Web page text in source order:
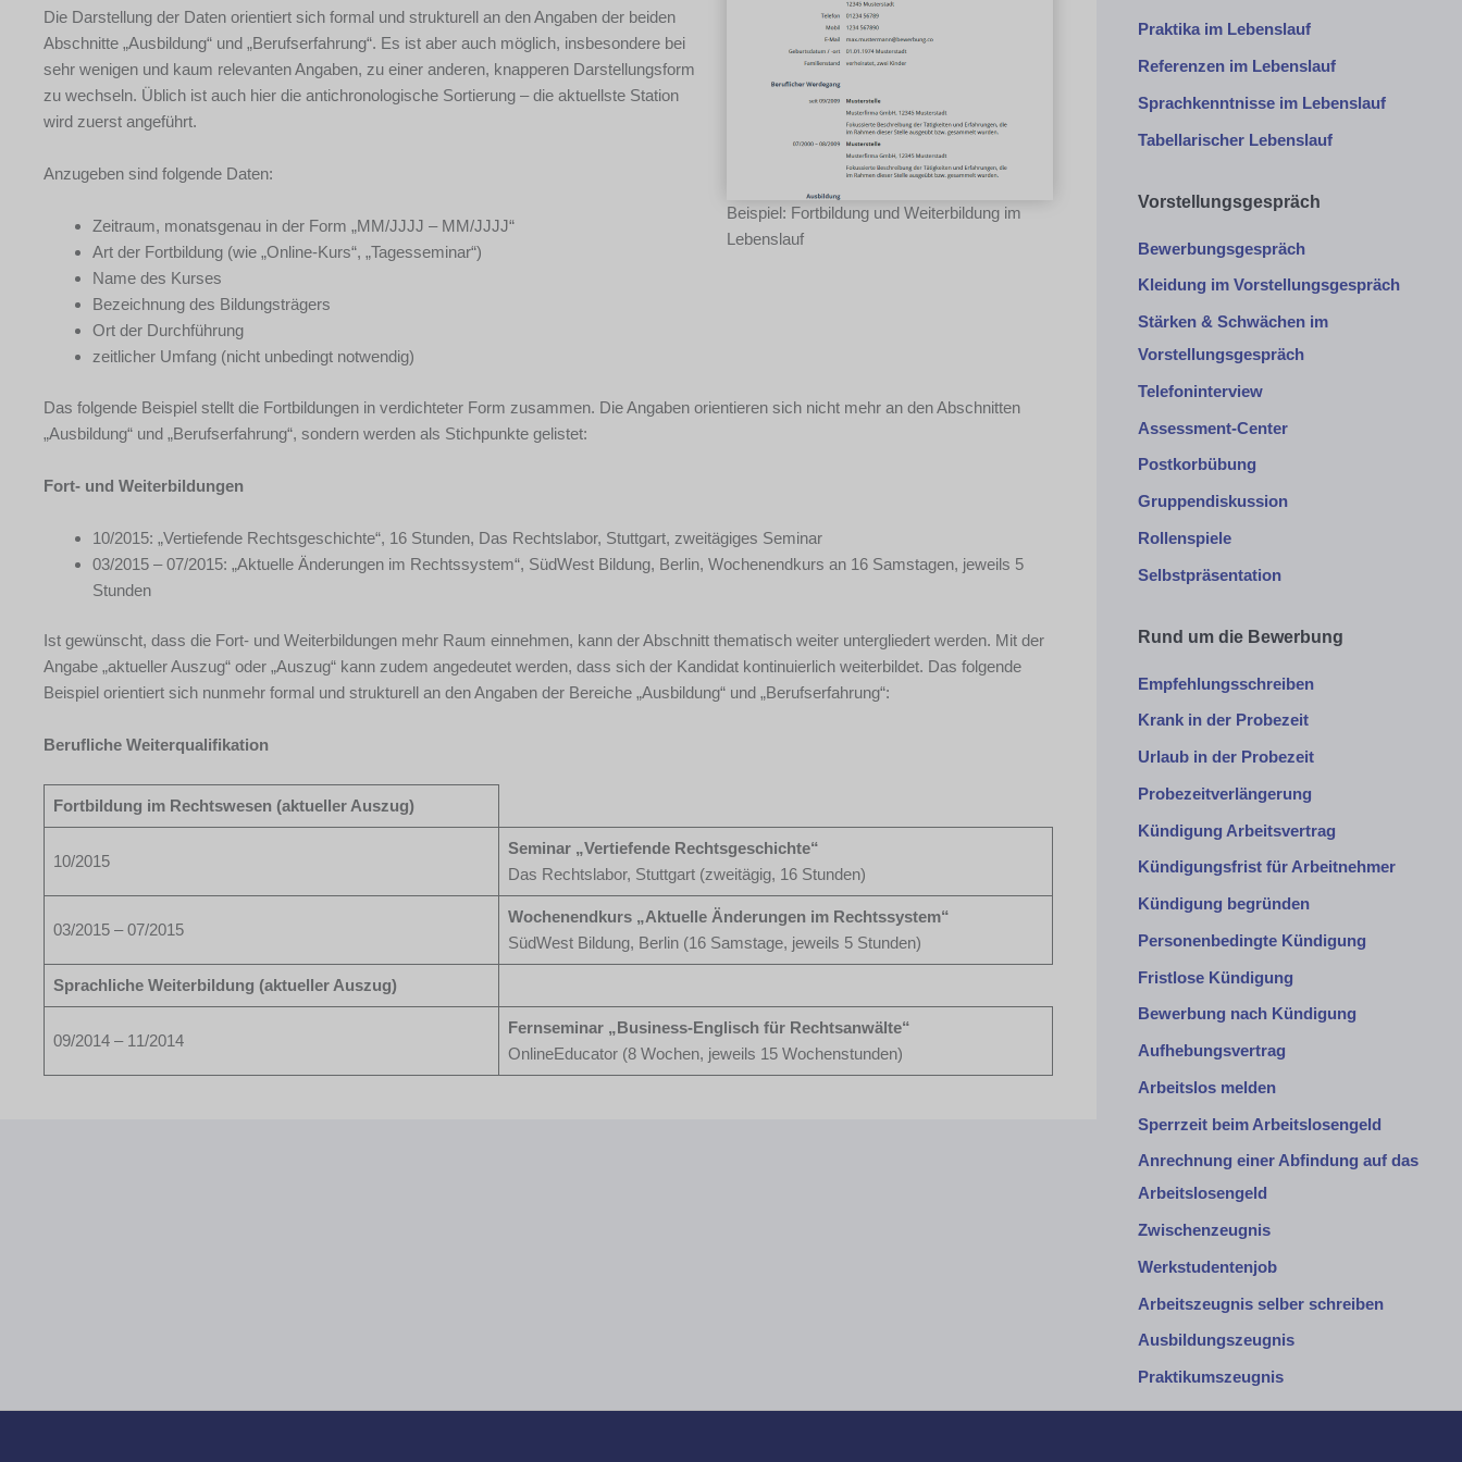
Beispiel: Fortbildung und Weiterbildung im
Lebenslauf
Die Darstellung der Daten orientiert sich formal und strukturell an den Angaben der beiden
Abschnitte „Ausbildung“ und „Berufserfahrung“. Es ist aber auch möglich, insbesondere bei
sehr wenigen und kaum relevanten Angaben, zu einer anderen, knapperen Darstellungsform
zu wechseln. Üblich ist auch hier die antichronologische Sortierung – die aktuellste Station
wird zuerst angeführt.
Anzugeben sind folgende Daten:
Zeitraum, monatsgenau in der Form „MM/JJJJ – MM/JJJJ“
Art der Fortbildung (wie „Online-Kurs“, „Tagesseminar“)
Name des Kurses
Bezeichnung des Bildungsträgers
Ort der Durchführung
zeitlicher Umfang (nicht unbedingt notwendig)
Das folgende Beispiel stellt die Fortbildungen in verdichteter Form zusammen. Die Angaben orientieren sich nicht mehr an den Abschnitten
„Ausbildung“ und „Berufserfahrung“, sondern werden als Stichpunkte gelistet:
Fort- und Weiterbildungen
10/2015: „Vertiefende Rechtsgeschichte“, 16 Stunden, Das Rechtslabor, Stuttgart, zweitägiges Seminar
03/2015 – 07/2015: „Aktuelle Änderungen im Rechtssystem“, SüdWest Bildung, Berlin, Wochenendkurs an 16 Samstagen, jeweils 5
Stunden
Ist gewünscht, dass die Fort- und Weiterbildungen mehr Raum einnehmen, kann der Abschnitt thematisch weiter untergliedert werden. Mit der
Angabe „aktueller Auszug“ oder „Auszug“ kann zudem angedeutet werden, dass sich der Kandidat kontinuierlich weiterbildet. Das folgende
Beispiel orientiert sich nunmehr formal und strukturell an den Angaben der Bereiche „Ausbildung“ und „Berufserfahrung“:
Berufliche Weiterqualifikation
Fortbildung im Rechtswesen (aktueller Auszug)
10/2015
Seminar „Vertiefende Rechtsgeschichte“
Das Rechtslabor, Stuttgart (zweitägig, 16 Stunden)
03/2015 – 07/2015
Wochenendkurs „Aktuelle Änderungen im Rechtssystem“
SüdWest Bildung, Berlin (16 Samstage, jeweils 5 Stunden)
Sprachliche Weiterbildung (aktueller Auszug)
09/2014 – 11/2014
Fernseminar „Business-Englisch für Rechtsanwälte“
OnlineEducator (8 Wochen, jeweils 15 Wochenstunden)
Praktika im Lebenslauf
Referenzen im Lebenslauf
Sprachkenntnisse im Lebenslauf
Tabellarischer Lebenslauf
Vorstellungsgespräch
Bewerbungsgespräch
Kleidung im Vorstellungsgespräch
Stärken & Schwächen im
Vorstellungsgespräch
Telefoninterview
Assessment-Center
Postkorbübung
Gruppendiskussion
Rollenspiele
Selbstpräsentation
Rund um die Bewerbung
Empfehlungsschreiben
Krank in der Probezeit
Urlaub in der Probezeit
Probezeitverlängerung
Kündigung Arbeitsvertrag
Kündigungsfrist für Arbeitnehmer
Kündigung begründen
Personenbedingte Kündigung
Fristlose Kündigung
Bewerbung nach Kündigung
Aufhebungsvertrag
Arbeitslos melden
Sperrzeit beim Arbeitslosengeld
Anrechnung einer Abfindung auf das
Arbeitslosengeld
Zwischenzeugnis
Werkstudentenjob
Arbeitszeugnis selber schreiben
Ausbildungszeugnis
Praktikumszeugnis